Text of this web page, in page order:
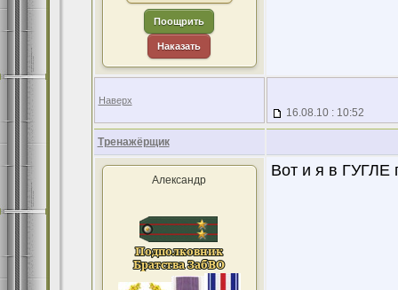
Поощрить
Наказать
Наверх
16.08.10 : 10:52
Тренажёрщик
Александр
Вот и я в ГУГЛЕ